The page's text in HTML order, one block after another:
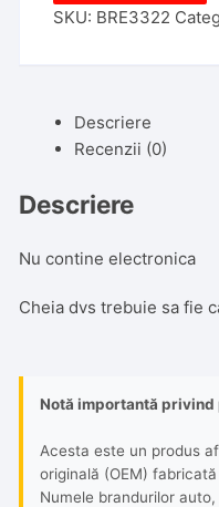
2
SKU: BRE3322
Descriere
Recenzii (0)
Descriere
Nu contine electronica
Cheia dvs trebuie sa fie
Notă importantă
Acesta este un produs
originală (OEM)
Numele brandurilor